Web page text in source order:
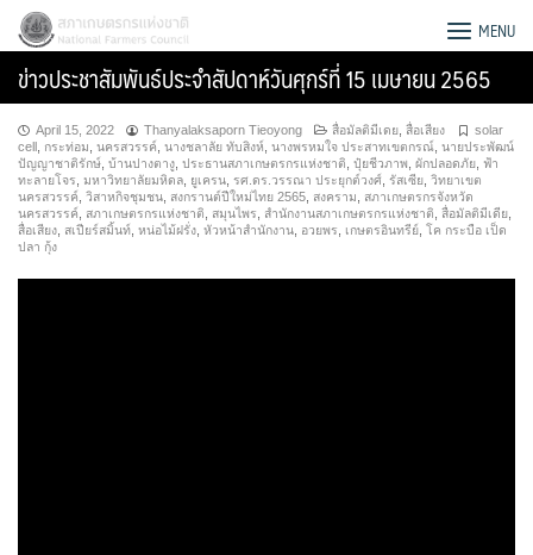
Skip
content
สภาเกษตรกรแห่งชาติ MENU
ข่าวประชาสัมพันธ์ประจำสัปดาห์วันศุกร์ที่ 15 เมษายน 2565
April 15, 2022 Thanyalaksaporn Tieoyong สื่อมัลติมีเดย สื่อเสียง
solar
cell กระท่อม นครสวรรค์ นางชลาลัย ทับสิงห์ นางพรหมใจ ประสาทเขตกรณ์ นายประพัฒน์
ปัญญาชาติรักษ์ บ้านปางตางู ประธานสภาเกษตรกรแห่งชาติ ปุ๋ยชีวภาพ ผักปลอดภัย ฟ้า
ทะลายโจร มหาวิทยาลัยมหิดล ยูเครน รศ.ดร.วรรณา ประยุกต์วงศ์ รัสเซีย วิทยาเขต
นครสวรรค์ วิสาหกิจชุมชน สงกรานต์ปีใหม่ไทย 2565 สงคราม
สภาเกษตรกรจังหวัด
นครสวรรค์
สภาเกษตรกรแห่งชาติ สมุนไพร สำนักงานสภาเกษตรกรแห่งชาติ สื่อมัลติมีเดีย
สื่อเสียง สเปียร์สมิ้นท์ หน่อไม้ฝรั่ง หัวหน้าสำนักงาน อวยพร เกษตรอินทรีย์ โค กระบือ เป็ด
ปลา กุ้ง